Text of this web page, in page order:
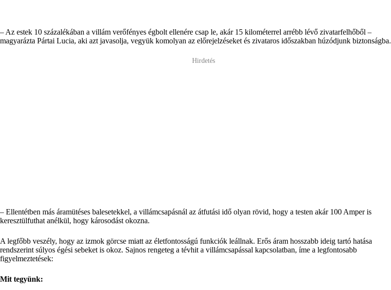
– Az estek 10 százalékában a villám verőfényes égbolt ellenére csap le, akár 15 kilométerrel arrébb lévő zivatarfelhőből –
magyarázta Pártai Lucia, aki azt javasolja, vegyük komolyan az előrejelzéseket és zivataros időszakban húzódjunk biztonságba.
Hirdetés
– Ellentétben más áramütéses balesetekkel, a villámcsapásnál az átfutási idő olyan rövid, hogy a testen akár 100 Amper is
keresztülfuthat anélkül, hogy károsodást okozna.
A legfőbb veszély, hogy az izmok görcse miatt az életfontosságú funkciók leállnak. Erős áram hosszabb ideig tartó hatása
rendszerint súlyos égési sebeket is okoz. Sajnos rengeteg a tévhit a villámcsapással kapcsolatban, íme a legfontosabb
figyelmeztetések:
Mit tegyünk: